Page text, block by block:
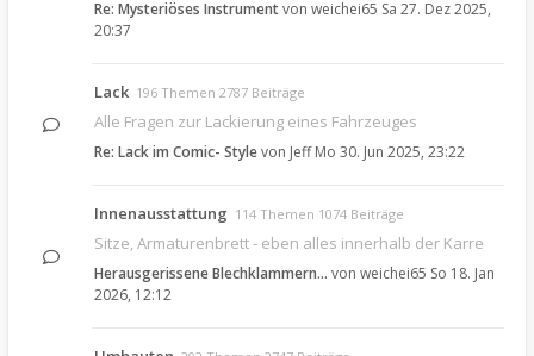
Re: Mysteriöses Instrumentvon weichei65 Sa 27. Dez 2025,
20:37
Lack 196 Themen 2787 Beiträge
Alle Fragen zur Lackierung eines Fahrzeuges
Re: Lack im Comic- Stylevon Jeff Mo 30. Jun 2025, 23:22
Innenausstattung 114 Themen 1074 Beiträge
Sitze, Armaturenbrett - eben alles innerhalb der Karre
Herausgerissene Blechklammern… von weichei65 So 18. Jan
2026, 12:12